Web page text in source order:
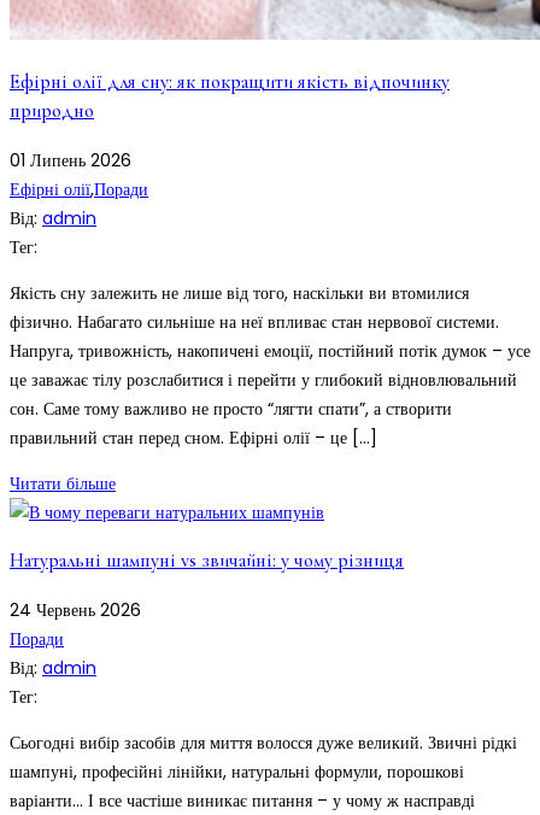
Ефірні олії для сну: як покращити якість відпочинку
природно
01 Липень 2026
Ефірні олії,Поради
Від: admin
Тег:
Якість сну залежить не лише від того, наскільки ви втомилися
фізично. Набагато сильніше на неї впливає стан нервової системи.
Напруга, тривожність, накопичені емоції, постійний потік думок – усе
це заважає тілу розслабитися і перейти у глибокий відновлювальний
сон. Саме тому важливо не просто “лягти спати”, а створити
правильний стан перед сном. Ефірні олії – це […]
Читати більше
Натуральні шампуні vs звичайні: у чому різниця
24 Червень 2026
Поради
Від: admin
Тег:
Сьогодні вибір засобів для миття волосся дуже великий. Звичні рідкі
шампуні, професійні лінійки, натуральні формули, порошкові
варіанти… І все частіше виникає питання – у чому ж насправді